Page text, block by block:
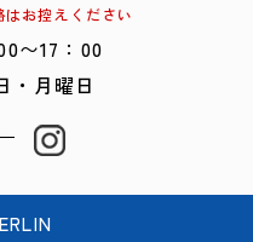
お控えください
〜17：00
・月曜日